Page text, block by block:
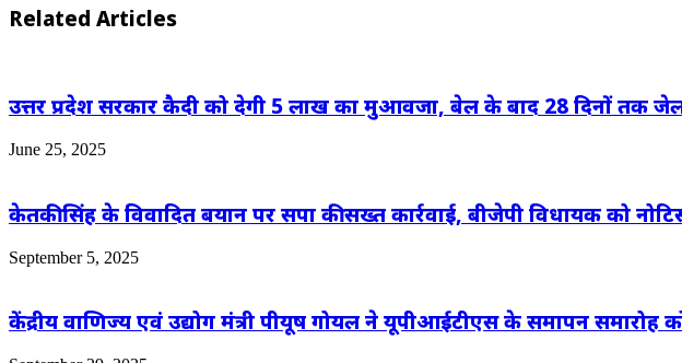
Related Articles
उत्तर प्रदेश सरकार कैदी को देगी 5 लाख का मुआवजा, बेल के बाद 28 दिनों तक जेल
June 25, 2025
केतकी सिंह के विवादित बयान पर सपा की सख्त कार्रवाई, बीजेपी विधायक को
September 5, 2025
केंद्रीय वाणिज्य एवं उद्योग मंत्री पीयूष गोयल ने यूपीआईटीएस के समापन समारोह